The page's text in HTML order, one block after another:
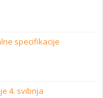
specifikacije
4. svibnja